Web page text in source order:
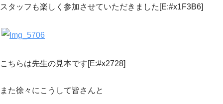
スタッフも楽しく参加させていただきました[E:#x1F3B6]
こちらは先生の見本です[E:#x2728]
また徐々にこうして皆さんと